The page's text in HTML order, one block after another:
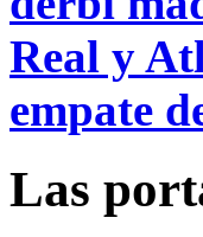
Real y
empate
Las